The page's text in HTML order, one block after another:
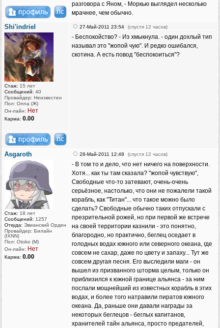
разговора с Яном, - Моркью выглядел несколько
мрачнее, чем обычно.
Shi'indriel
Стаж: 15 лет
Сообщений: 40
Провайдер: Неизвестен
Пол: Onna (Ж)
Он-лайн: Нет
Карма: 0.00
27-Май-2011 23:54 (спустя 12 часов)
- Беспокойство? - Из хмыкнула. - один дохлый тип
называл это "жопой чую". И редко ошибался,
скотина. А есть повод "беспокоиться"?
Asgaroth
Стаж: 18 лет
Сообщений: 1257
Откуда: Эвианский Орден
Провайдер: Билайн
(IXNN)
Пол: Otoko (M)
Он-лайн: Нет
Карма: 0.00
28-Май-2011 12:48 (спустя 12 часов)
- В том то и дело, что нет ничего на поверхности.
Хотя... как ты там сказала? "жопой чувствую",
Свободные что-то затевают, очень-очень
серьёзное, настолько, что они не пожалели такой
корабль, как "Титан"... что такое можно было
сделать? Свободные обычно таких отпускали с
презрительной рожей, но при первой же встрече
на своей территории казнили - это понятно,
благородно, но практично, беглец оседает в
голодных водах южного или северного океана, где
совсем не сахар, даже по цвету и запаху... Тут же
совсем другая песня. Его выследили маги - он
вышел из призванного шторма целым, только он
приблизился к южной границе альянса - за ним
послали мощнейший из известных корабль в этих
водах, и более того натравили пиратов южного
океана. Да, раньше они давали награды за
некоторых беглецов - беглых капитанов,
хранителей тайн альянса, просто предателей,